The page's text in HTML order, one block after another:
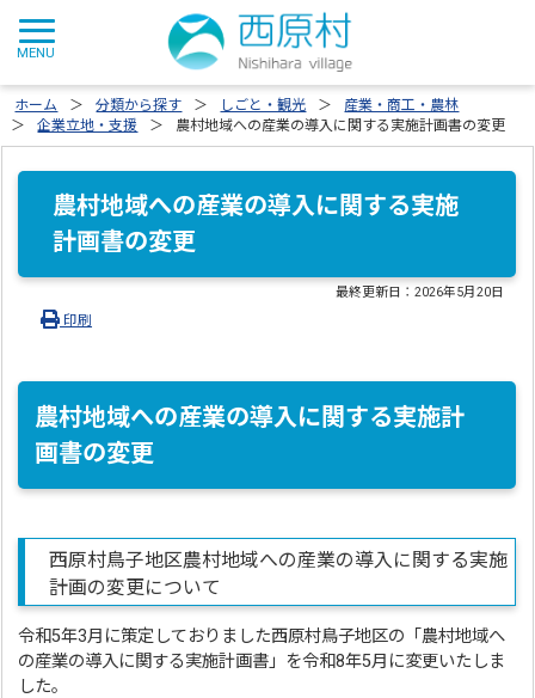
ホーム 分類から探す しごと・観光
産業・商工・農林
企業立地・支援
農村地域への産業の導入に関する実施計画書の変更
農村地域への産業の導入に関する実施
計画書の変更
最終更新日：2026年5月20日
印刷
農村地域への産業の導入に関する実施計
画書の変更
西原村鳥子地区農村地域への産業の導入に関する実施
計画の変更について
令和5年3月に策定しておりました西原村鳥子地区の「農村地域へ
の産業の導入に関する実施計画書」を令和8年5月に変更いたしま
した。